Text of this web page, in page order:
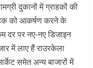
दुकानों में ग्राहकों की
को आकर्षण करने के
दर पर नए-नए डिजाइन
में लाए हैं राउरकेला
समेत अन्य बाजारों में